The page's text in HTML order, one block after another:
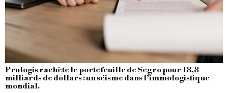
Prologis rachète le portefeuille de Segro pour 18,8
milliards de dollars : un séisme dans l’immologistique
mondial.